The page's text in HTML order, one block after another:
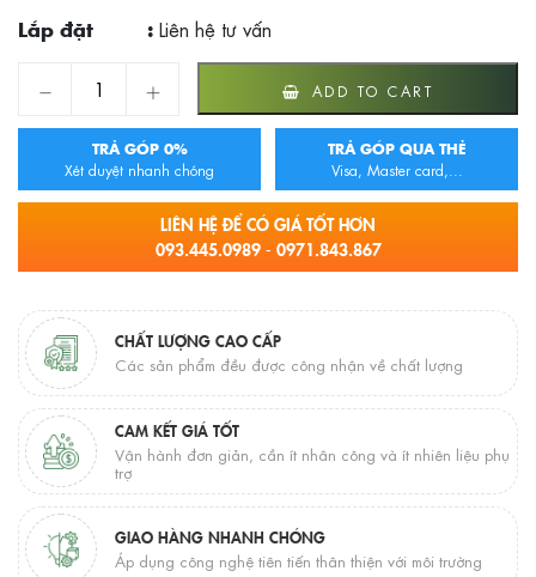
Lắp đặt : Liên hệ tư vấn
ADD TO CART
TRẢ GÓP 0%
Xét duyệt nhanh chóng
TRẢ GÓP QUA THẺ
Visa, Master card,...
LIÊN HỆ ĐỂ CÓ GIÁ TỐT HƠN
093.445.0989 - 0971.843.867
CHẤT LƯỢNG CAO CẤP
Các sản phẩm đều được công nhận về chất lượng
CAM KẾT GIÁ TỐT
Vận hành đơn giản, cần ít nhân công và ít nhiên liệu phụ
trợ
GIAO HÀNG NHANH CHÓNG
Áp dụng công nghệ tiên tiến thân thiện với môi trường